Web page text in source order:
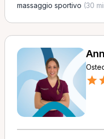
massaggio sportivo (30